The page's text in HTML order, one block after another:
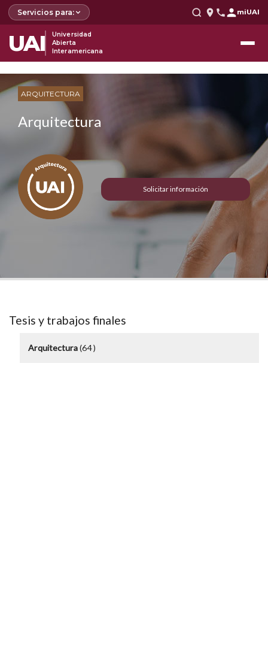
Servicios para: miUAI
UAI
Universidad
Abierta
Interamericana
ARQUITECTURA
Arquitectura
Solicitar información
Tesis y trabajos finales